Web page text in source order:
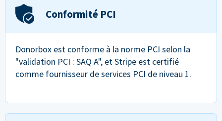
Conformité PCI
Donorbox est conforme à la norme PCI selon la
"validation PCI : SAQ A", et Stripe est certifié
comme fournisseur de services PCI de niveau 1.